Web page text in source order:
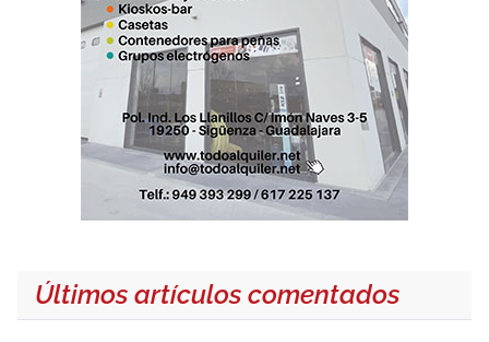
Últimos artículos comentados